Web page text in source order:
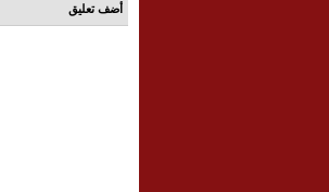
أضف تعليق